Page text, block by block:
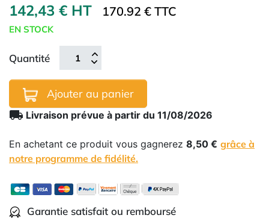
142,43 € HT 170.92 € TTC
EN STOCK
Quantité
Ajouter au panier
local_shipping Livraison prévue à partir du 11/08/2026
En achetant ce produit vous gagnerez 8,50 € grâce à
notre programme de fidélité.
Garantie satisfait ou remboursé